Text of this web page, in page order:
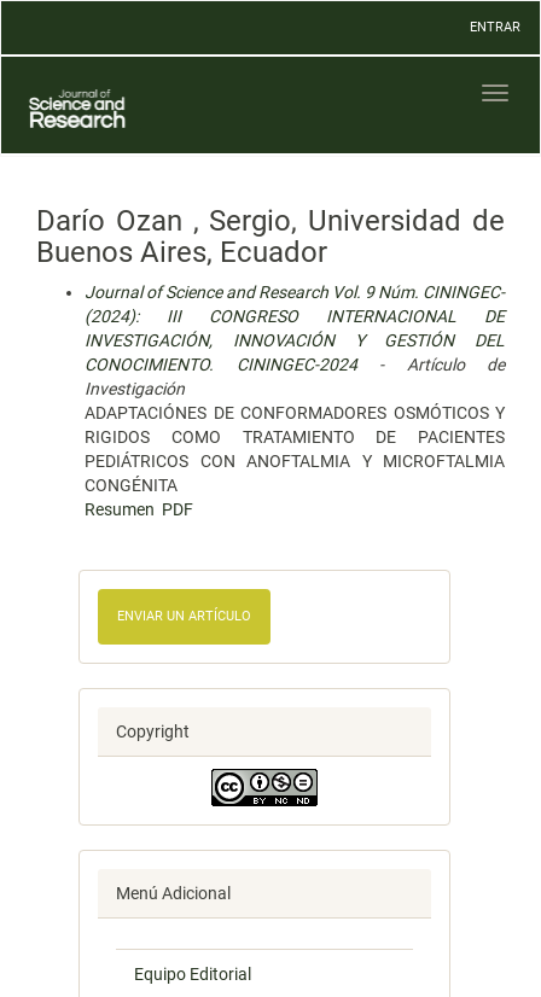
Contenido
Barra
lateral
ENTRAR
Darío Ozan , Sergio, Universidad de
Buenos Aires, Ecuador
Journal of Science and Research Vol. 9 Núm. CININGEC-
(2024): III CONGRESO INTERNACIONAL DE
INVESTIGACIÓN, INNOVACIÓN Y GESTIÓN DEL
CONOCIMIENTO. CININGEC-2024- Artículo de
Investigación
ADAPTACIÓNES DE CONFORMADORES OSMÓTICOS Y
RIGIDOS COMO TRATAMIENTO DE PACIENTES
PEDIÁTRICOS CON ANOFTALMIA Y MICROFTALMIA
CONGÉNITA
Resumen PDF
ENVIAR UN ARTÍCULO
Copyright
Menú Adicional
Equipo Editorial